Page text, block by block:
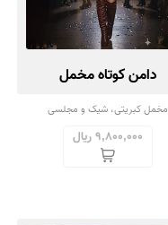
دامن کوتاه مخمل
مخمل کبریتی، شیک و مجلسی
9,800,000 ریال